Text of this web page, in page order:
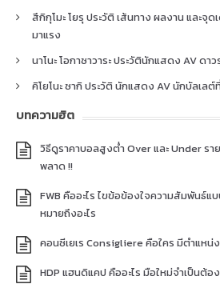
สึกิกุโมะ โยรุ ประวัติ เส้นทาง ผลงาน และจุ
มาแรง
นาโนะ โอกาซาวาระ ประวัตินักแสดง AV ดา
คิโยโนะ ซากิ ประวัติ นักแสดง AV นักบัลเล
บทความฮิต
วิธีดูราคาบอลสูงต่ำ Over และ Under รา
พลาด !!
FWB คืออะไร ไขข้อข้องใจความสัมพันธ์
หมายถึงอะไร
คอนซีเยเร Consigliere คือใคร มีตำแหน่ง
HDP แฮนดิแคป คืออะไร มือใหม่จำเป็นต้